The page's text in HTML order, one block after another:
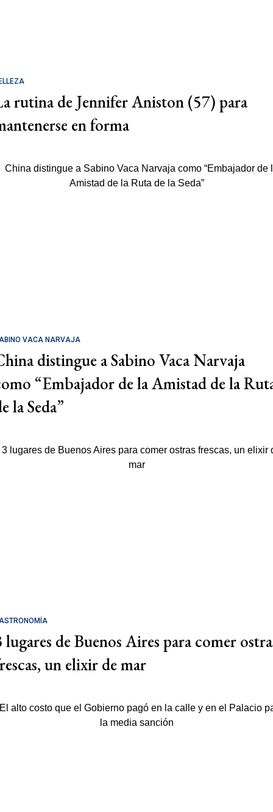
rutina de Jennifer Aniston (57) para
en forma
VACA NARVAJA
distingue a Sabino Vaca Narvaja
“Embajador de la Amistad de la
la Seda”
lugares de Buenos Aires para comer
un elixir de mar